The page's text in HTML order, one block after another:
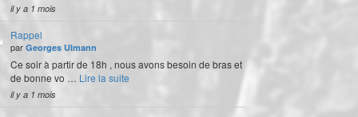
il y a 1 mois
Rappel
par Georges Ulmann
Ce soir à partir de 18h , nous avons besoin de bras et
de bonne vo … Lire la suite
il y a 1 mois